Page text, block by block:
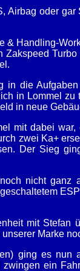
Airbag oder
& Handling-
in die
in Lommel
in neue
mit dabei
zwei Ka+
Der Sieg
nicht ganz
mit
Marke
ging es nun
ein